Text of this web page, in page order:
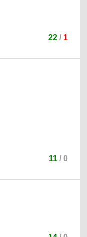
22 / 1
11/ 0